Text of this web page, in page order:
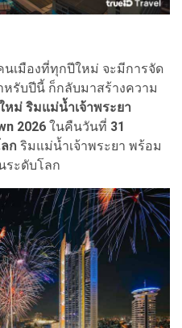
เมืองที่ทุกปีใหม่ จะมีการจัด
หรับปีนี้ ก็กลับมาสร้างความ
หม่ ริมแม่น้ำเจ้าพระยา
2026 ในคืนวันที่ 31
ก ริมแม่น้ำเจ้าพระยา พร้อม
ระดับโลก